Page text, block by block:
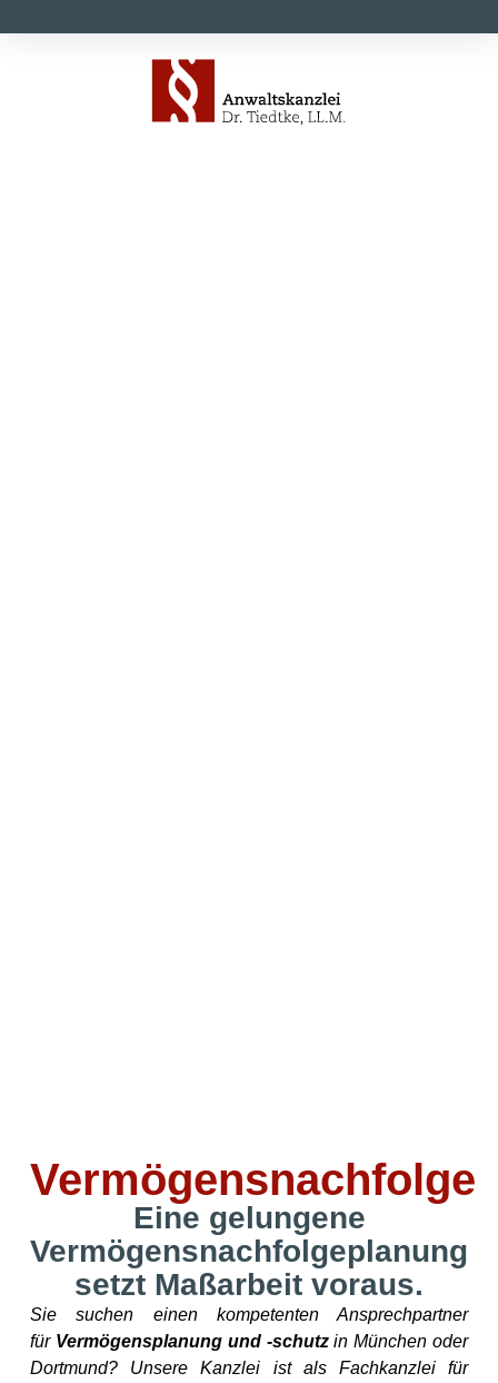
Vermögensnachfolge
Eine gelungene
Vermögensnachfolgeplanung
setzt Maßarbeit voraus.
Sie suchen einen kompetenten Ansprechpartner
fürVermögensplanung und -schutzin München oder
Dortmund? Unsere Kanzlei ist als Fachkanzlei für